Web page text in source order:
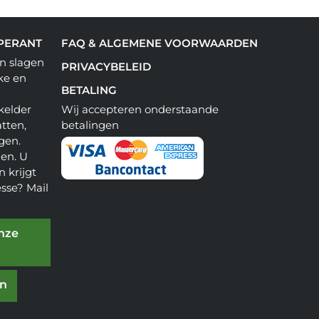
slagen
en
U
krijgt
Mail
FAQ & ALGEMENE VOORWAARDEN
PRIVACYBELEID
BETALING
Wij accepteren onderstaande
betalingen